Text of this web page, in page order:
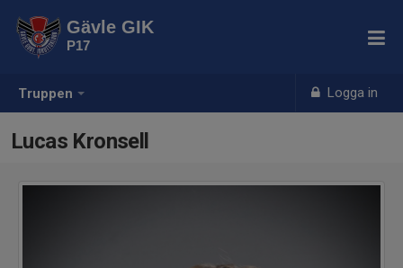
Truppen Logga in
Gävle GIK
P17
Lucas Kronsell